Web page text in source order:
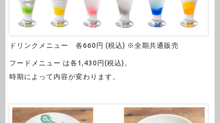
ドリンクメニュー 各660円 (税込) ※全期共通販売
フードメニュー は各1,430円(税込)。
時期によって内容が変わります。